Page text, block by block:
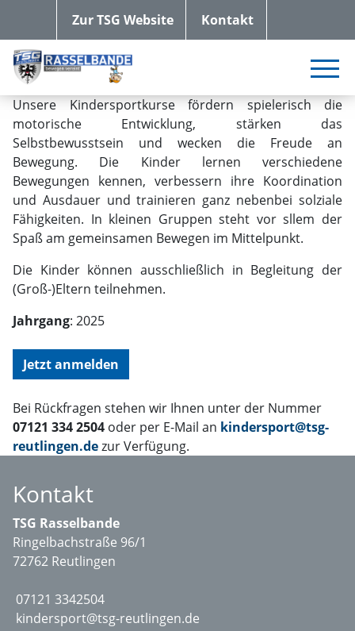
Zur TSG Website Kontakt
Unsere Kindersportkurse fördern spielerisch die
motorische Entwicklung, stärken das
Selbstbewusstsein und wecken die Freude an
Bewegung. Die Kinder lernen verschiedene
Bewegungen kennen, verbessern ihre Koordination
und Ausdauer und trainieren ganz nebenbei solziale
Fähigkeiten. In kleinen Gruppen steht vor sllem der
Spaß am gemeinsamen Bewegen im Mittelpunkt.
Die Kinder können ausschließlich in Begleitung der
(Groß-)Eltern teilnehmen.
Jahrgang: 2025
Jetzt anmelden
Bei Rückfragen stehen wir Ihnen unter der Nummer
07121 334 2504 oder per E-Mail an kindersport@tsg-
reutlingen.dezur Verfügung.
Kontakt
TSG Rasselbande
Ringelbachstraße 96/1
72762 Reutlingen
07121 3342504
kindersport@tsg-reutlingen.de